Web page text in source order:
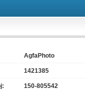
AgfaPhoto
1421385
150-805542